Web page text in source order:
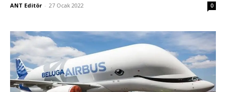
ANT Editör - 27 Ocak 2022 0